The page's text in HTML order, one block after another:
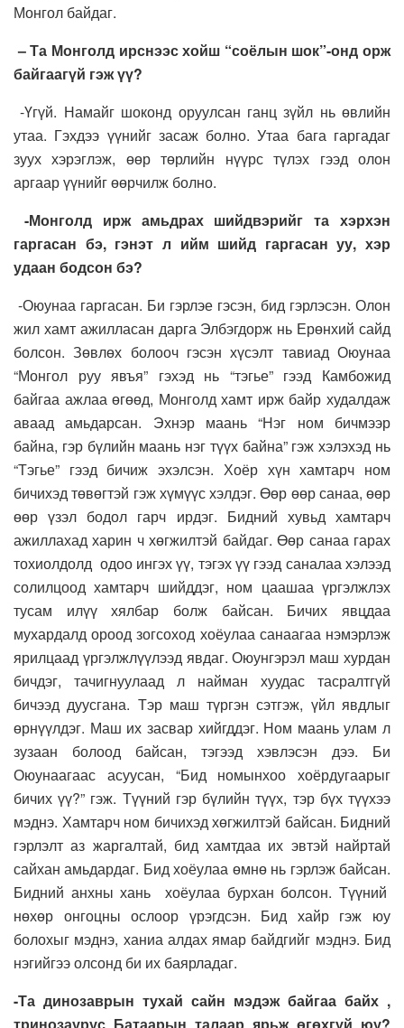
Монгол байдаг.
– Та Монголд ирснээс хойш “соёлын шок”-онд орж
байгаагүй гэж үү?
-Үгүй. Намайг шоконд оруулсан ганц зүйл нь өвлийн
утаа. Гэхдээ үүнийг засаж болно. Утаа бага гаргадаг
зуух хэрэглэж, өөр төрлийн нүүрс түлэх гээд олон
аргаар үүнийг өөрчилж болно.
-Монголд ирж амьдрах шийдвэрийг та хэрхэн
гаргасан бэ, гэнэт л ийм шийд гаргасан уу, хэр
удаан бодсон бэ?
-Оюунаа гаргасан. Би гэрлэе гэсэн, бид гэрлэсэн. Олон
жил хамт ажилласан дарга Элбэгдорж нь Ерөнхий сайд
болсон. Зөвлөх болооч гэсэн хүсэлт тавиад Оюунаа
“Монгол руу явъя” гэхэд нь “тэгье” гээд Камбожид
байгаа ажлаа өгөөд, Монголд хамт ирж байр худалдаж
аваад амьдарсан. Эхнэр маань “Нэг ном бичмээр
байна, гэр бүлийн маань нэг түүх байна” гэж хэлэхэд нь
“Тэгье” гээд бичиж эхэлсэн. Хоёр хүн хамтарч ном
бичихэд төвөгтэй гэж хүмүүс хэлдэг. Өөр өөр санаа, өөр
өөр үзэл бодол гарч ирдэг. Бидний хувьд хамтарч
ажиллахад харин ч хөгжилтэй байдаг. Өөр санаа гарах
тохиолдолд одоо ингэх үү, тэгэх үү гээд саналаа хэлээд
солилцоод хамтарч шийддэг, ном цаашаа үргэлжлэх
тусам илүү хялбар болж байсан. Бичих явцдаа
мухардалд ороод зогсоход хоёулаа санаагаа нэмэрлэж
ярилцаад үргэлжлүүлээд явдаг. Оюунгэрэл маш хурдан
бичдэг, тачигнуулаад л найман хуудас тасралтгүй
бичээд дуусгана. Тэр маш түргэн сэтгэж, үйл явдлыг
өрнүүлдэг. Маш их засвар хийгддэг. Ном маань улам л
зузаан болоод байсан, тэгээд хэвлэсэн дээ. Би
Оюунаагаас асуусан, “Бид номынхоо хоёрдугаарыг
бичих үү?” гэж. Түүний гэр бүлийн түүх, тэр бүх түүхээ
мэднэ. Хамтарч ном бичихэд хөгжилтэй байсан. Бидний
гэрлэлт аз жаргалтай, бид хамтдаа их эвтэй найртай
сайхан амьдардаг. Бид хоёулаа өмнө нь гэрлэж байсан.
Бидний анхны хань хоёулаа бурхан болсон. Түүний
нөхөр онгоцны ослоор үрэгдсэн. Бид хайр гэж юу
болохыг мэднэ, ханиа алдах ямар байдгийг мэднэ. Бид
нэгийгээ олсонд би их баярладаг.
-Та динозаврын тухай сайн мэдэж байгаа байх ,
тринозаурус Батаарын талаар ярьж өгөхгүй юу?